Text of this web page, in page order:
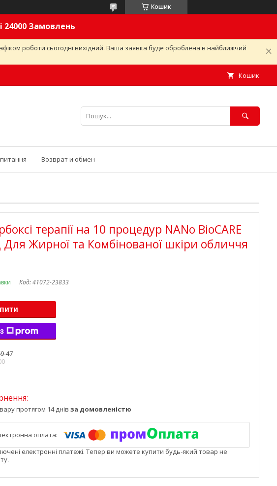
Кошик
24000 Замовлень
роботи сьогодні вихідний. Ваша заявка буде оброблена в найближчий
Кошик
Возврат и обмен
терапії на 10 процедур NANo BioCARE
Для Жирної та Комбінованої шкіри обличчя
Код:41072-23833
47
протягом 14 днів за домовленістю
електронні платежі. Тепер ви можете купити будь-який товар не